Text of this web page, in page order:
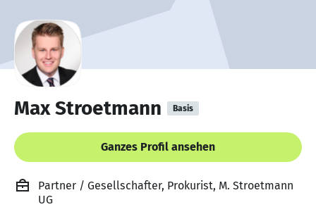
Max Stroetmann Basis
Ganzes Profil ansehen
Partner / Gesellschafter, Prokurist, M. Stroetmann
UG